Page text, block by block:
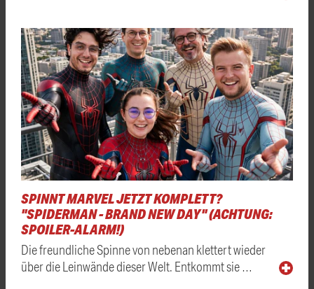
SPINNT MARVEL JETZT KOMPLETT?
"SPIDERMAN - BRAND NEW DAY" (ACHTUNG:
SPOILER-ALARM!)
Die freundliche Spinne von nebenan klettert wieder
über die Leinwände dieser Welt. Entkommt sie …